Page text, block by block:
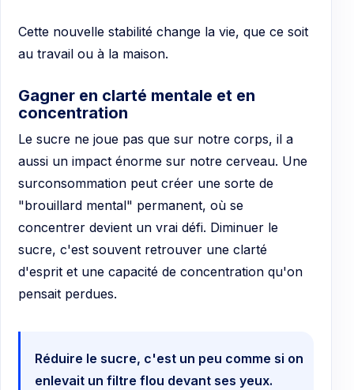
Cette nouvelle stabilité change la vie, que ce soit
au travail ou à la maison.
Gagner en clarté mentale et en
concentration
Le sucre ne joue pas que sur notre corps, il a
aussi un impact énorme sur notre cerveau. Une
surconsommation peut créer une sorte de
"brouillard mental" permanent, où se
concentrer devient un vrai défi. Diminuer le
sucre, c'est souvent retrouver une clarté
d'esprit et une capacité de concentration qu'on
pensait perdues.
Réduire le sucre, c'est un peu comme si on
enlevait un filtre flou devant ses yeux.